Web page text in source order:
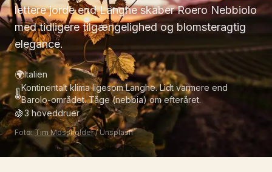
lettere jorde end Langhe skaber Roero Nebbiolo
med tidligere tilgængelighed og blomsteragtig
elegance.
🌍Italien
🌡️
Kontinentalt klima ligesom Langhe. Lidt varmere end
Barolo-området. Tåge (nebbia) om efteråret.
🍇3 hoveddruer
Foto:Tim Mossholder/ Unsplash